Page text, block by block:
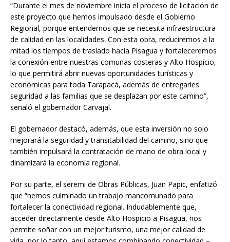
“Durante el mes de noviembre inicia el proceso de licitación de
este proyecto que hemos impulsado desde el Gobierno
Regional, porque entendemos que se necesita infraestructura
de calidad en las localidades. Con esta obra, reduciremos a la
mitad los tiempos de traslado hacia Pisagua y fortaleceremos
la conexión entre nuestras comunas costeras y Alto Hospicio,
lo que permitirá abrir nuevas oportunidades turísticas y
económicas para toda Tarapacá, además de entregarles
seguridad a las familias que se desplazan por este camino”,
señaló el gobernador Carvajal.
El gobernador destacó, además, que esta inversión no solo
mejorará la seguridad y transitabilidad del camino, sino que
también impulsará la contratación de mano de obra local y
dinamizará la economía regional.
Por su parte, el seremi de Obras Públicas, Juan Papic, enfatizó
que “hemos culminado un trabajo mancomunado para
fortalecer la conectividad regional. Indudablemente que,
acceder directamente desde Alto Hospicio a Pisagua, nos
permite soñar con un mejor turismo, una mejor calidad de